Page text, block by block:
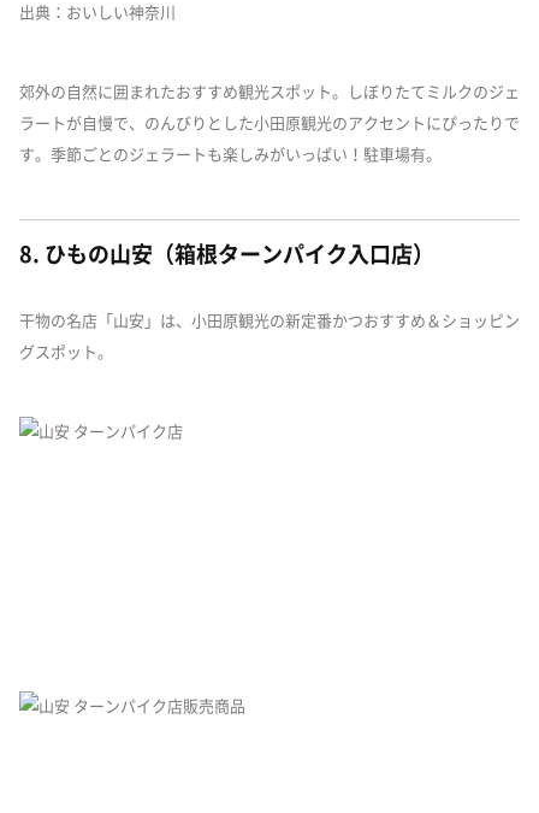
出典：おいしい神奈川
郊外の自然に囲まれたおすすめ観光スポット。しぼりたてミルクのジェ
ラートが自慢で、のんびりとした小田原観光のアクセントにぴったりで
す。季節ごとのジェラートも楽しみがいっぱい！駐車場有。
8. ひもの山安（箱根ターンパイク入口店）
干物の名店「山安」は、小田原観光の新定番かつおすすめ＆ショッピン
グスポット。